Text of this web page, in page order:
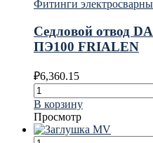
Фитинги
Седловой отвод
ПЭ100 FRIALEN
₽6,360.15
В корзину
Просмотр